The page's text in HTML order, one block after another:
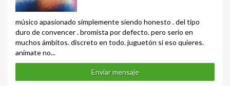
músico apasionado simplemente siendo honesto . del tipo
duro de convencer . bromista por defecto. pero serio en
muchos ámbitos. discreto en todo. juguetón si eso quieres.
anímate no...
Enviar mensaje